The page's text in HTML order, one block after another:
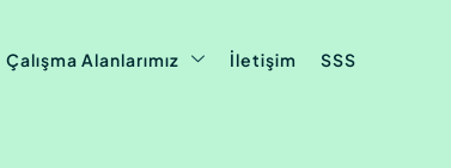
Çalışma Alanlarımız İletişim SSS